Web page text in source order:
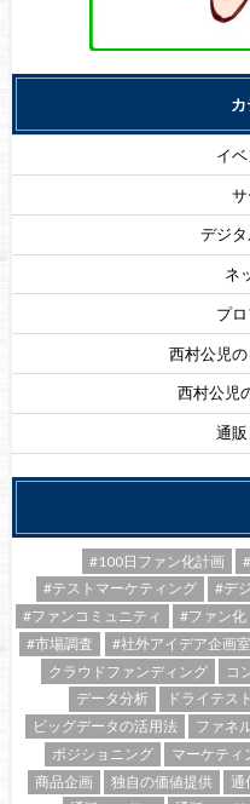
イ
デジ
ネ
プ
西村公児
西村公児
通
#100日ファン化計画
#テストマーケティング
#デ
#ファンコミュニティ
#ファン化
#市場調査
#社外アイデア企画室
クラウドファンディング
コ
データ分析
ドライテスト
ビッグデータの活用法
ファネ
ポジショニング
マーケティ
商品企画
独自の価値提供 通